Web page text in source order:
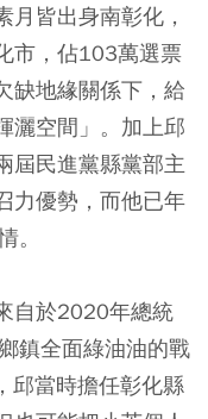
皆出身南彰化，
市，佔103萬選票
缺地緣關係下，給
灑空間」。加上邱
屆民進黨縣黨部主
力優勢，而他已年
。
自於2020年總統
鎮全面綠油油的戰
邱當時擔任彰化縣